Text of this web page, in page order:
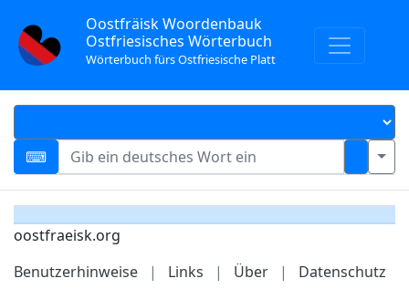
Oostfräisk Woordenbauk
Ostfriesisches Wörterbuch
Wörterbuch fürs Ostfriesische Platt
oostfraeisk.org
Benutzerhinweise
| Links | Über | Datenschutz